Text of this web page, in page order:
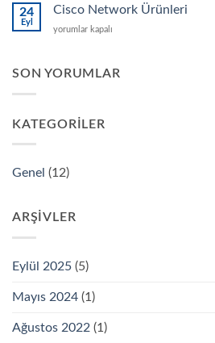
Satıcı
24
Eyl
Cisco Network Ürünleri
Cisco
için
yorumlar kapalı
SON YORUMLAR
KATEGORILER
Genel (12)
ARŞIVLER
Eylül 2025 (5)
Mayıs 2024 (1)
Ağustos 2022 (1)